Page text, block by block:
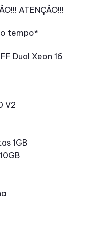
ATENÇÃO!!!
tempo*
Dual Xeon 16
V2
1GB